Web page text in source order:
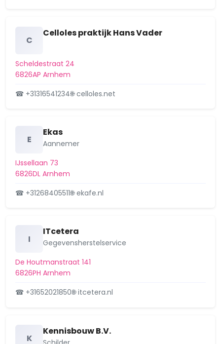
C
Celloles praktijk Hans Vader
Scheldestraat 24
6826AP Arnhem
☎ +31316541234🌐 celloles.net
E
Ekas
Aannemer
IJssellaan 73
6826DL Arnhem
☎ +31268405511🌐 ekafe.nl
I
ITcetera
Gegevensherstelservice
De Houtmanstraat 141
6826PH Arnhem
☎ +31652021850🌐 itcetera.nl
K
Kennisbouw B.V.